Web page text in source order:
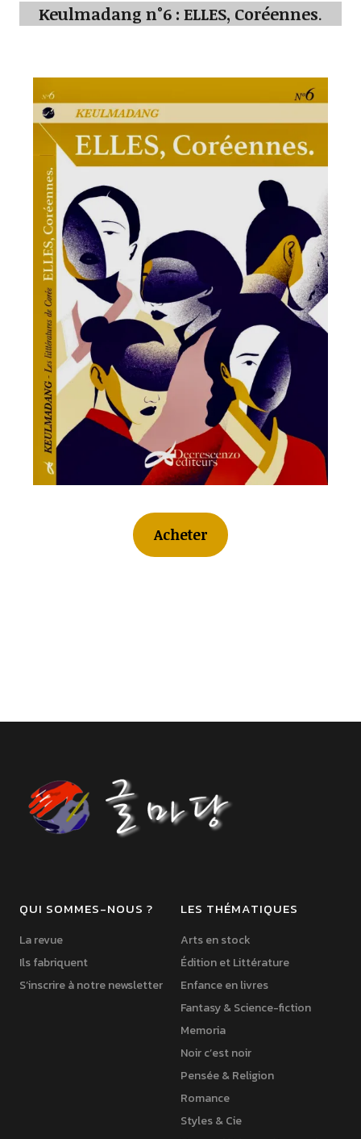
Keulmadang n°6 : ELLES, Coréennes.
Acheter
QUI SOMMES-NOUS ?
La revue
Ils fabriquent
S’inscrire à notre newsletter
LES THÉMATIQUES
Arts en stock
Édition et Littérature
Enfance en livres
Fantasy & Science-fiction
Memoria
Noir c’est noir
Pensée & Religion
Romance
Styles & Cie